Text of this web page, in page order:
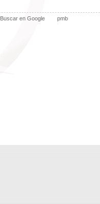
Buscar en Google pmb